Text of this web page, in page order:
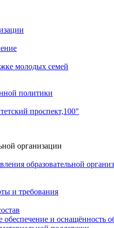
молодых семей
политики
проспект,100"
организации
образовательной
и требования
и оснащённость